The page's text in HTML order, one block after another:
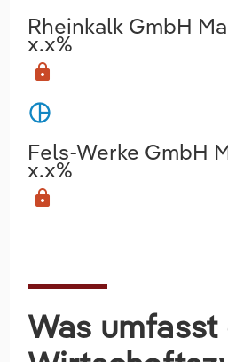
Rheinkalk GmbH
x.x%
lock
pie_chart
Fels-Werke GmbH
x.x%
lock
Was umfasst